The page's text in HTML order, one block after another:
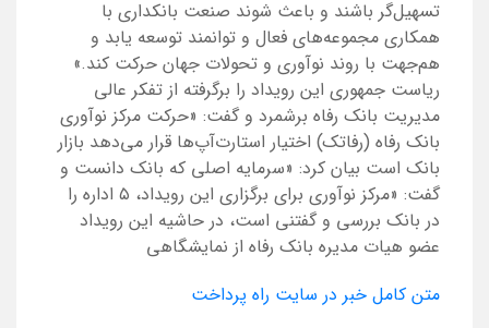
تسهیل‌گر باشند و باعث شوند صنعت بانکداری با
همکاری مجموعه‌های فعال و توانمند توسعه یابد و
هم‌جهت با روند نوآوری و تحولات جهان حرکت کند.»
ریاست جمهوری این رویداد را برگرفته از تفکر عالی
مدیریت بانک رفاه برشمرد و گفت: «حرکت مرکز نوآوری
بانک رفاه (رفاتک) اختیار استارت‌آپ‌ها قرار می‌دهد بازار
بانک است بیان کرد: «سرمایه اصلی که بانک دانست و
گفت: «مرکز نوآوری برای برگزاری این رویداد، ۵ اداره را
در بانک بررسی و گفتنی است، در حاشیه این رویداد
عضو هیات مدیره بانک رفاه از نمایشگاهی
متن کامل خبر در سایت راه پرداخت